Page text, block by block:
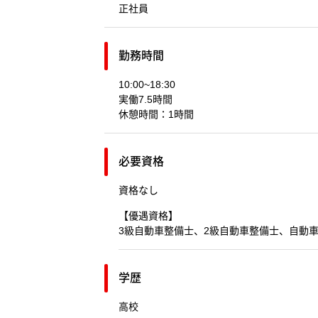
正社員
勤務時間
10:00~18:30
実働7.5時間
休憩時間：1時間
必要資格
資格なし
【優遇資格】
3級自動車整備士、2級自動車整備士、自動
学歴
高校